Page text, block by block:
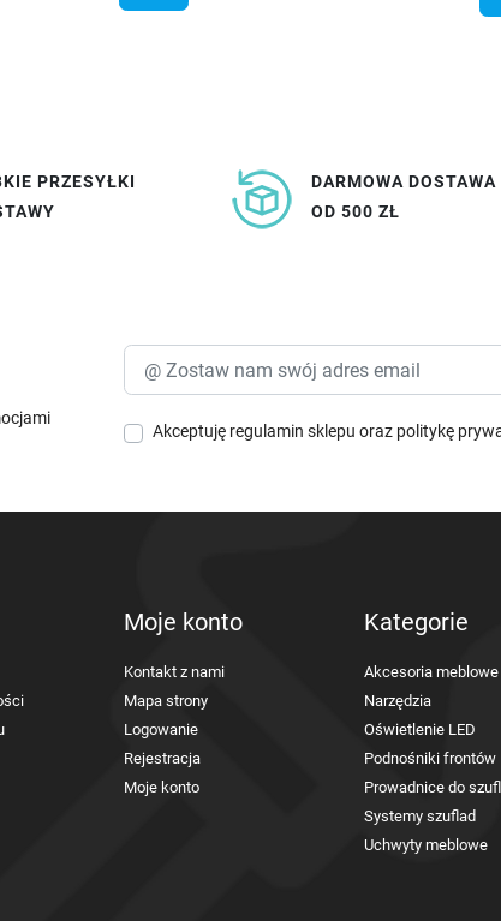
PRZESYŁKI
DARMOWA DOSTAWA
OD 500 ZŁ
Akceptuję regulamin sklepu oraz politykę
Moje konto
Kontakt z nami
Mapa strony
Logowanie
Rejestracja
Moje konto
Kategorie
Akcesoria meblowe
Narzędzia
Oświetlenie LED
Podnośniki frontów
Prowadnice do
Systemy szuflad
Uchwyty meblowe